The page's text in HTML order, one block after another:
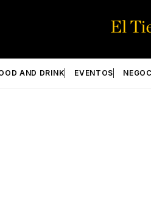
AND DRINK EVENTOS